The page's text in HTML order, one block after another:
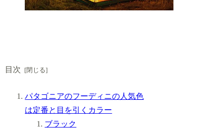
目次
パタゴニアのフーディニの人気色
は定番と目を引くカラー
ブラック